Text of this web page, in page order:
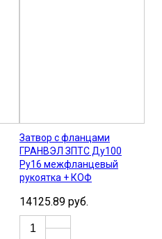
Затвор с фланцами
ГРАНВЭЛ ЗПТС Ду100
Ру16 межфланцевый
рукоятка + КОФ
14125.89 руб.